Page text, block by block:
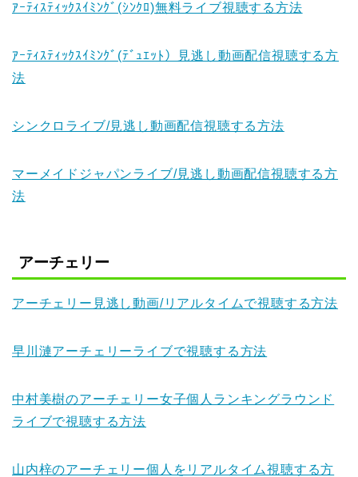
ｱｰﾃｨｽﾃｨｯｸｽｲﾐﾝｸﾞ(ｼﾝｸﾛ)無料ライブ視聴する方法
ｱｰﾃｨｽﾃｨｯｸｽｲﾐﾝｸﾞ(ﾃﾞｭｴｯﾄ）見逃し動画配信視聴する方
法
シンクロライブ/見逃し動画配信視聴する方法
マーメイドジャパンライブ/見逃し動画配信視聴する方
法
アーチェリー
アーチェリー見逃し動画/リアルタイムで視聴する方法
早川漣アーチェリーライブで視聴する方法
中村美樹のアーチェリー女子個人ランキングラウンド
ライブで視聴する方法
山内梓のアーチェリー個人をリアルタイム視聴する方